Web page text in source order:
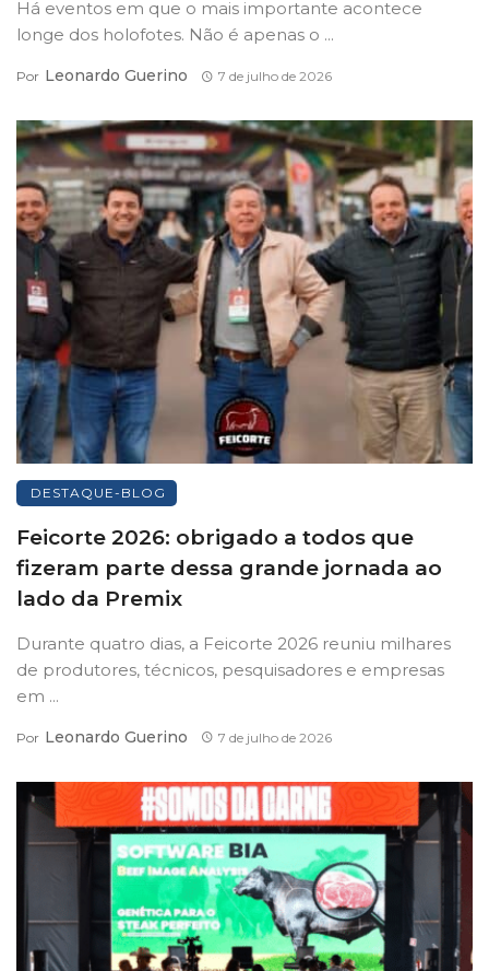
Há eventos em que o mais importante acontece
longe dos holofotes. Não é apenas o ...
Por Leonardo Guerino 7 de julho de 2026
DESTAQUE-BLOG
Feicorte 2026: obrigado a todos que
fizeram parte dessa grande jornada ao
lado da Premix
Durante quatro dias, a Feicorte 2026 reuniu milhares
de produtores, técnicos, pesquisadores e empresas
em ...
Por Leonardo Guerino 7 de julho de 2026